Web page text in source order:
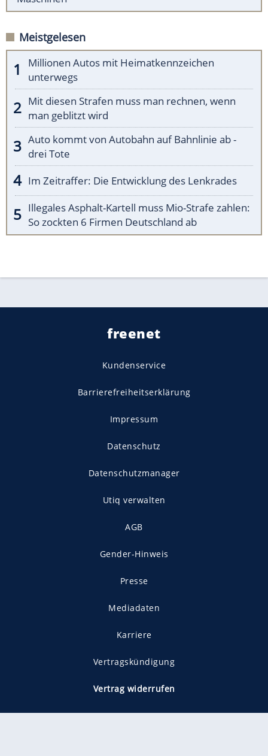
Meistgelesen
Millionen Autos mit Heimatkennzeichen
unterwegs
Mit diesen Strafen muss man rechnen, wenn
man geblitzt wird
Auto kommt von Autobahn auf Bahnlinie ab -
drei Tote
Im Zeitraffer: Die Entwicklung des Lenkrades
Illegales Asphalt-Kartell muss Mio-Strafe zahlen:
So zockten 6 Firmen Deutschland ab
freenet
Kundenservice
Barrierefreiheitserklärung
Impressum
Datenschutz
Datenschutzmanager
Utiq verwalten
AGB
Gender-Hinweis
Presse
Mediadaten
Karriere
Vertragskündigung
Vertrag widerrufen